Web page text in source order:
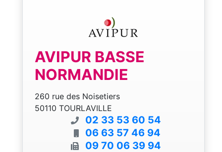
AVIPUR BASSE
NORMANDIE
260 rue des Noisetiers
50110 TOURLAVILLE
02 33 53 60 54
06 63 57 46 94
09 70 06 39 94